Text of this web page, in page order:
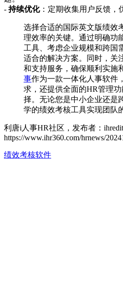
- 持续优化：定期收集用户反馈，
选择合适的国际英文版绩效
理效率的关键。通过明确功
工具、考虑企业规模和跨国
适合的解决方案。同时，关
和支持服务，确保顺利实施
事作为一款一体化人事软件
求，还提供全面的HR管理
择。无论您是中小企业还是
学的绩效考核工具实现团队
利唐i人事HR社区，发布者：
https://www.ihr360.com/hrnews/
绩效考核软件